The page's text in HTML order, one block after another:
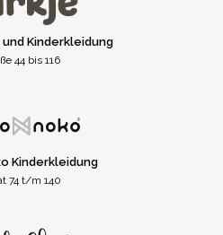
und Kinderkleidung
44 bis 116
Kinderkleidung
74 t/m 140